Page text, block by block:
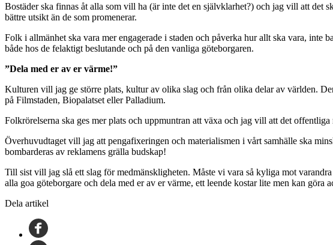
Bostäder ska finnas åt alla som vill ha (är inte det en självklarhet?) och jag vill att det
bättre utsikt än de som promenerar.
Folk i allmänhet ska vara mer engagerade i staden och påverka hur allt ska vara,
både hos de felaktigt beslutande och på den vanliga göteborgaren.
”Dela med er av er värme!”
Kulturen vill jag ge större plats, kultur av olika slag och från olika delar av världen.
på Filmstaden, Biopalatset eller Palladium.
Folkrörelserna ska ges mer plats och uppmuntran att växa och jag vill att det
Överhuvudtaget vill jag att pengafixeringen och materialismen i vårt samhälle ska
bombarderas av reklamens grälla budskap!
Till sist vill jag slå ett slag för medmänskligheten. Måste vi vara så kyliga mot
alla goa göteborgare och dela med er av er värme, ett leende kostar lite men kan göra
Dela artikel